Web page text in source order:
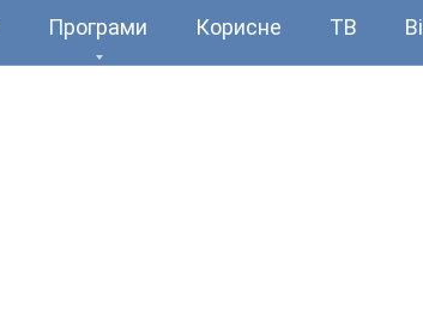
Програми Корисне ТВ